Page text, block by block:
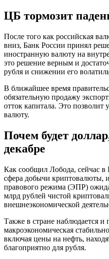
ЦБ тормозит
После того как российская
вниз, Банк России принял
иностранную валюту на
это решение верным и
рубля и снижении его
В ближайшее время
обязательную продажу
отток капитала. Это позволит
валюту.
Почем будет
декабре
Как сообщил Лобода, сейчас в
сфера добычи криптовалюты,
правового режима (ЭПР)
млрд рублей чистой
внешнеэкономической
Также в стране наблюдается и
макроэкономическая
включая цены на нефть,
благоприятно для рубля.